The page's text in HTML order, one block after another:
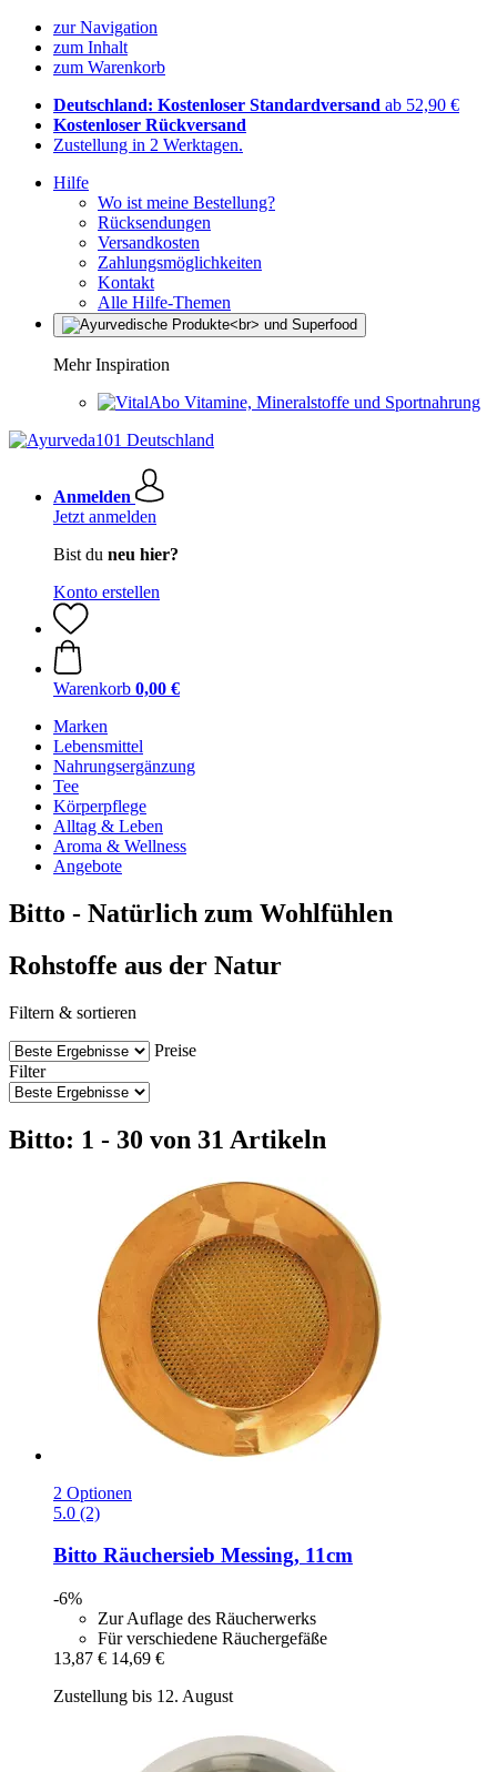
zur Navigation
zum Inhalt
zum Warenkorb
Deutschland: Kostenloser Standardversand ab 52,90 €
Kostenloser Rückversand
Zustellung in 2 Werktagen.
Hilfe
Wo ist meine Bestellung?
Rücksendungen
Versandkosten
Zahlungsmöglichkeiten
Kontakt
Alle Hilfe-Themen
Mehr Inspiration
Vitamine, Mineralstoffe und Sportnahrung
Anmelden
Jetzt anmelden
Bist du neu hier?
Konto erstellen
Warenkorb 0,00 €
Marken
Lebensmittel
Nahrungsergänzung
Tee
Körperpflege
Alltag & Leben
Aroma & Wellness
Angebote
Bitto - Natürlich zum Wohlfühlen
Rohstoffe aus der Natur
Filtern & sortieren
Preise
Filter
Bitto: 1 - 30 von 31 Artikeln
2 Optionen
5.0 (2)
Bitto Räuchersieb Messing, 11cm
-6%
Zur Auflage des Räucherwerks
Für verschiedene Räuchergefäße
13,87 € 14,69 €
Zustellung bis 12. August